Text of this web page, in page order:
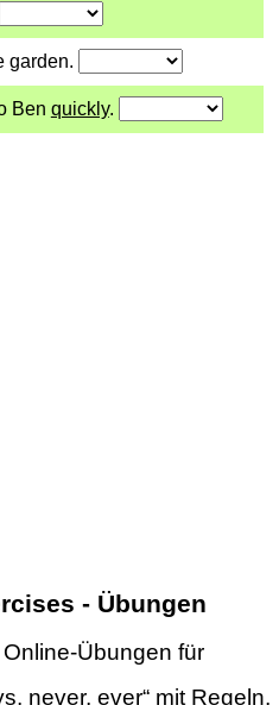
- Übungen
Übungen für
never, ever“ mit Regeln,